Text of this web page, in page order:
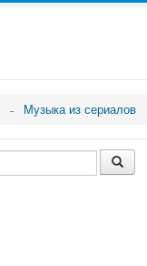
Музыка из сериалов